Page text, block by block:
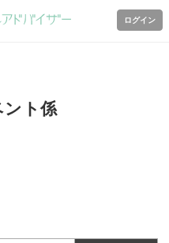
ログイン
ト係